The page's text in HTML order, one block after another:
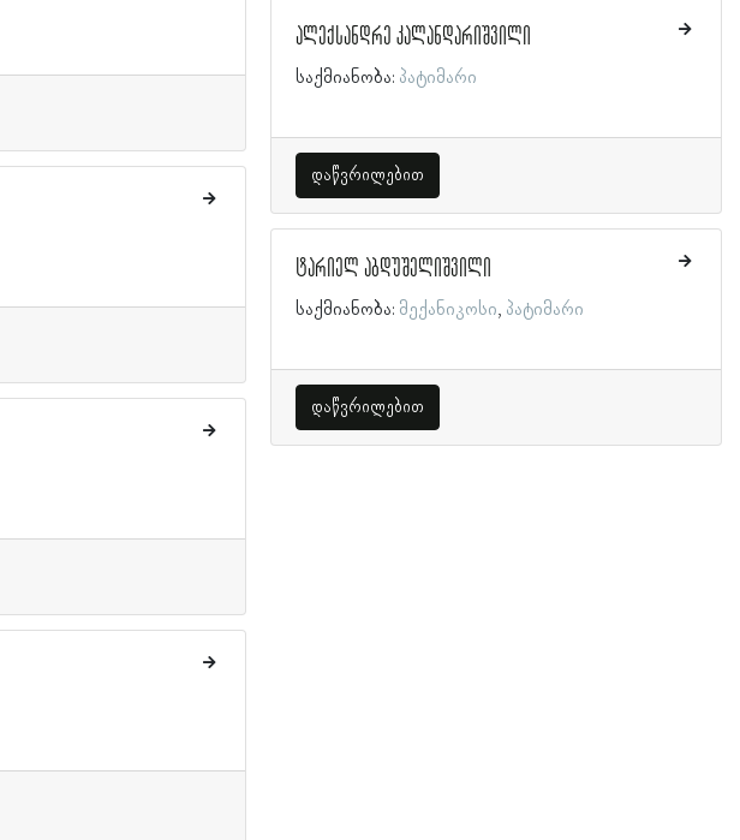
ალექსანდრე კალანდარიშვილი
საქმიანობა: პატიმარი
დაწვრილებით
ტარიელ აბდუშელიშვილი
საქმიანობა: მექანიკოსი პატიმარი
დაწვრილებით